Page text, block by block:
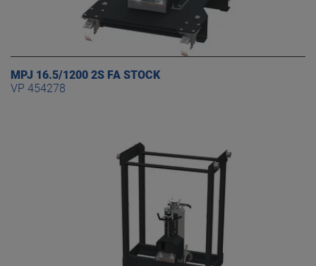
MPJ 16.5/1200 2S FA STOCK
VP 454278